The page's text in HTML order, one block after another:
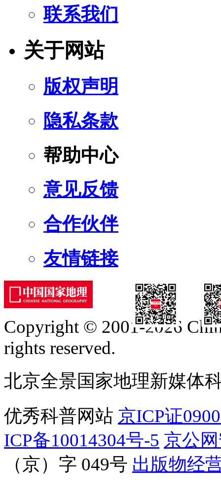
联系我们
关于网站
版权声明
隐私条款
帮助中心
意见反馈
合作伙伴
友情链接
订阅号
Copyright © 2001-2026
rights reserved.
北京全景国家地理新媒体
优秀科普网站 京ICP证
ICP备10014304号-5 京公
（京）字 049号 出版物经